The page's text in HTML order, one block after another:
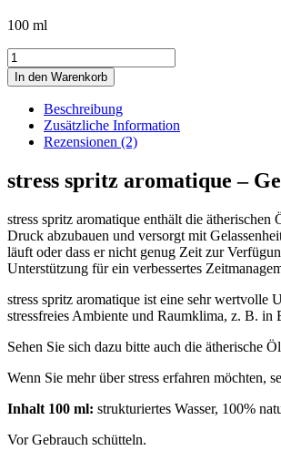
100 ml
stress
spritz
aromatique
Menge
In den Warenkorb
Beschreibung
Zusätzliche Information
Rezensionen (2)
stress spritz aromatique –
stress spritz aromatique enthält die ätherischen
Druck abzubauen und versorgt mit
läuft oder dass er nicht genug Zeit zur
Unterstützung für ein verbessertes
stress spritz aromatique ist eine sehr wertvolle
stressfreies Ambiente und Raumklima, z. B. in
Sehen Sie sich dazu bitte auch die ätherische
Wenn Sie mehr über stress erfahren möchten,
Inhalt 100 ml: strukturiertes Wasser, 100%
Vor Gebrauch schütteln.